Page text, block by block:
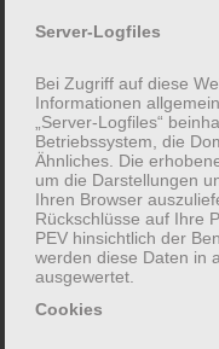
Öffnung in den
Aktionen über
ausgeschlossen.
jederzeit möglich!
Leistungen:
Kursprogramm
(Diese
Server-Logfiles
Bei Zugriff auf diese
Informationen
„Server-Logfiles“
Betriebssystem, die
Ähnliches. Die
um die Darstellungen
Ihren Browser
Rückschlüsse auf Ihre
PEV hinsichtlich der
werden diese Daten in
ausgewertet.
Cookies